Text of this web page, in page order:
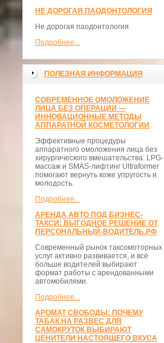
НЕ ДОРОГАЯ ПАОДОНТОЛОГИЯ
Не дорогая паодонтология
Подробнее...
ПОЛЕЗНАЯ ИНФОРМАЦИЯ
СОВРЕМЕННОЕ ОМОЛОЖЕНИЕ
ЛИЦА БЕЗ ОПЕРАЦИИ —
ИННОВАЦИОННЫЕ МЕТОДЫ
АППАРАТНОЙ КОСМЕТОЛОГИИ
Эффективные процедуры
аппаратного омоложения лица без
хирургического вмешательства. LPG-
массаж и SMAS-лифтинг Ultraformer
помогают вернуть коже упругость и
молодость.
Подробнее...
АРЕНДА АВТО ПОД БИЗНЕС-
ТАКСИ: ВЫГОДНОЕ РЕШЕНИЕ ОТ
ПЕРСОНАЛЬНЫЙ-ВОДИТЕЛЬ.РФ
Современный рынок таксомоторных
услуг активно развивается, и всё
больше водителей выбирают
формат работы с арендованными
автомобилями.
Подробнее...
АРОМАТ СВОБОДЫ: ПОЧЕМУ
ТАБАК НА РАЗВЕС ДЛЯ
САМОКРУТОК ВЫБИРАЮТ
ЦЕНИТЕЛИ НАСТОЯЩЕГО ВКУСА